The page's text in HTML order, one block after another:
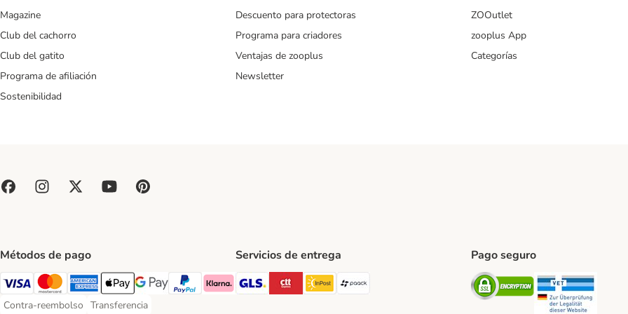
Magazine
Club del cachorro
Club del gatito
Programa de afiliación
Sostenibilidad
Descuento para protectoras
Programa para criadores
Ventajas de zooplus
Newsletter
ZOOutlet
zooplus App
Categorías
Métodos de pago
Visa Payment Method
Mastercard Payment Method
American Express Payment Method
Apple Pay Payment Method
Google Pay Payment Method
PayPal Payment Method
Klarna Payment Method
Contra-reembolso
Contra-reembolso Payment Method
Transferencia
Transferencia Payment Method
Servicios de entrega
GLS Shipping Method
CTTExpress Shipping Method
InPost Shipping Method
Pago seguro
Security